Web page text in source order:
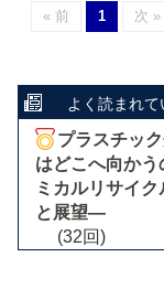
« 前 1 次 »
よく読まれ
プラスチッ
はどこへ向か
ミカルリサイク
と展望―
(32回)